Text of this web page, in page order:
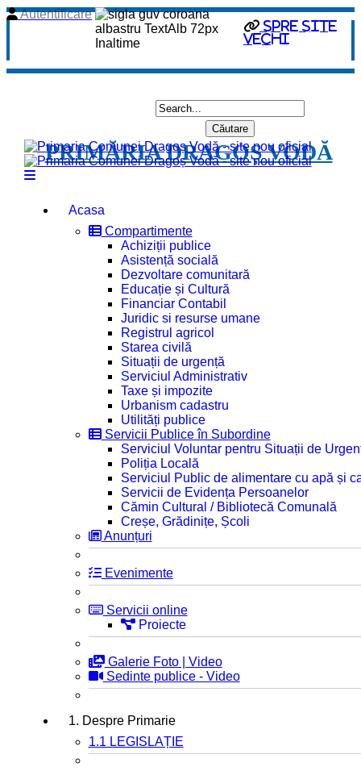
spre site
vechi
Autentificare
PRIMĂRIA DRAGOȘ VODĂ
Acasa
Compartimente
Achiziții publice
Asistență socială
Dezvoltare comunitară
Educație și Cultură
Financiar Contabil
Juridic si resurse umane
Registrul agricol
Starea civilă
Situații de urgență
Serviciul Administrativ
Taxe și impozite
Urbanism cadastru
Utilități publice
Servicii Publice în Subordine
Serviciul Voluntar pentru Situații de
Poliția Locală
Serviciul Public de alimentare cu apă și
Servicii de Evidența Persoanelor
Cămin Cultural / Bibliotecă Comunală
Creșe, Grădinițe, Școli
Anunțuri
Evenimente
Servicii online
Proiecte
Galerie Foto | Video
Sedinte publice - Video
1. Despre Primarie
1.1 LEGISLAȚIE